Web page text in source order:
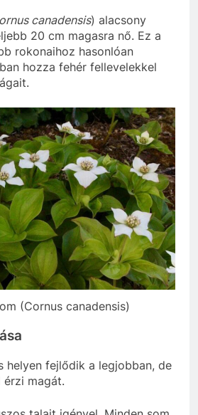
canadensis) alacsony
20 cm magasra nő. Ez a
rokonaihoz hasonlóan
hozza fehér fellevelekkel
(Cornus canadensis)
helyen fejlődik a legjobban, de
magát.